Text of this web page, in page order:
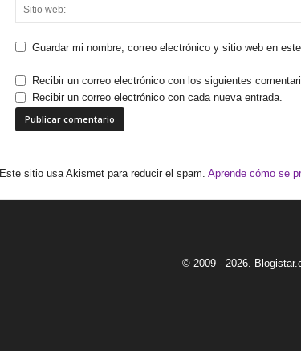
Guardar mi nombre, correo electrónico y sitio web en
Recibir un correo electrónico con los siguientes
Recibir un correo electrónico con cada nueva entrada.
Este sitio usa Akismet para reducir el spam. Aprende cómo se
© 2009 - 2026.